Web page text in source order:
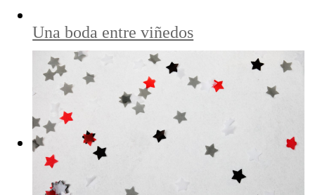
Una boda entre viñedos